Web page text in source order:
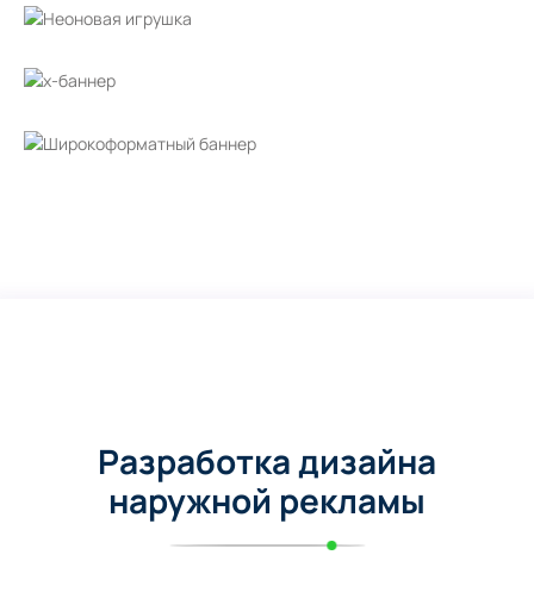
Разработка дизайна
наружной рекламы